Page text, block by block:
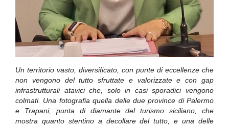
Un territorio vasto, diversificato, con punte di eccellenze che
non vengono del tutto sfruttate e valorizzate e con gap
infrastrutturali atavici che, solo in casi sporadici vengono
colmati. Una fotografia quella delle due province di Palermo
e Trapani, punta di diamante del turismo siciliano, che
mostra quanto stentino a decollare del tutto, e una delle